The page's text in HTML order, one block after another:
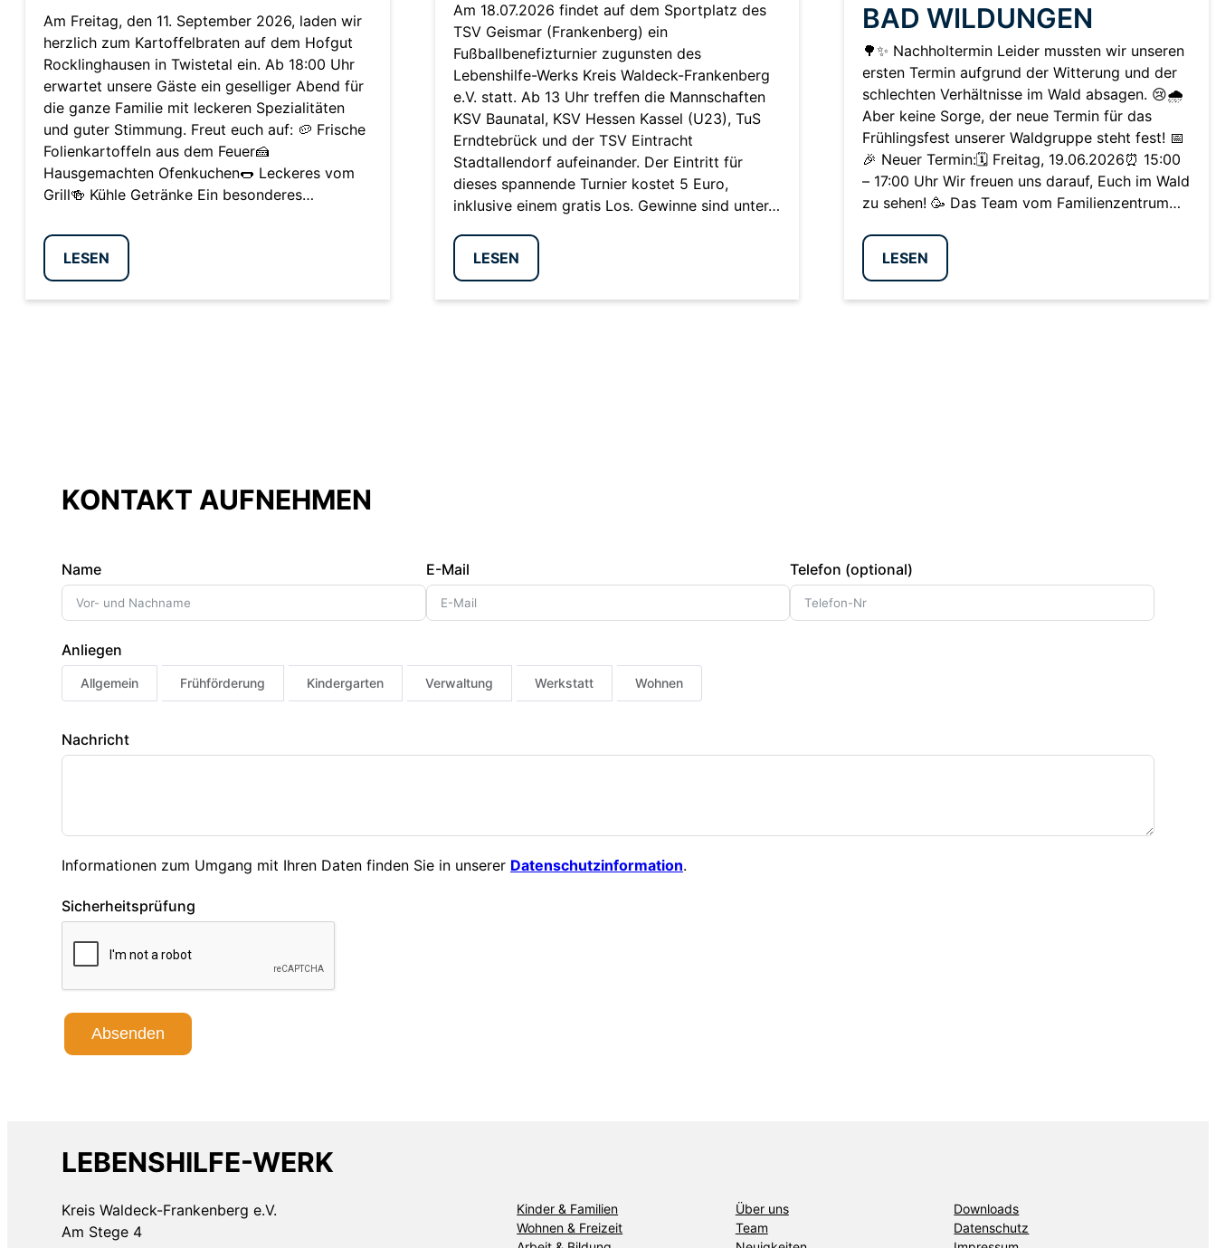
Am Freitag, den 11. September 2026, laden wir
herzlich zum Kartoffelbraten auf dem Hofgut
Rocklinghausen in Twistetal ein. Ab 18:00 Uhr
erwartet unsere Gäste ein geselliger Abend für
die ganze Familie mit leckeren Spezialitäten
und guter Stimmung. Freut euch auf: 🥔 Frische
Folienkartoffeln aus dem Feuer🍰
Hausgemachten Ofenkuchen🌭 Leckeres vom
Grill🍻 Kühle Getränke Ein besonderes…
LESEN
Am 18.07.2026 findet auf dem Sportplatz des
TSV Geismar (Frankenberg) ein
Fußballbenefizturnier zugunsten des
Lebenshilfe-Werks Kreis Waldeck-Frankenberg
e.V. statt. Ab 13 Uhr treffen die Mannschaften
KSV Baunatal, KSV Hessen Kassel (U23), TuS
Erndtebrück und der TSV Eintracht
Stadtallendorf aufeinander. Der Eintritt für
dieses spannende Turnier kostet 5 Euro,
inklusive einem gratis Los. Gewinne sind unter…
LESEN
BAD WILDUNGEN
🌳✨ Nachholtermin Leider mussten wir unseren
ersten Termin aufgrund der Witterung und der
schlechten Verhältnisse im Wald absagen. 😢🌧️
Aber keine Sorge, der neue Termin für das
Frühlingsfest unserer Waldgruppe steht fest! 📅
🎉 Neuer Termin:🗓️ Freitag, 19.06.2026⏰ 15:00
– 17:00 Uhr Wir freuen uns darauf, Euch im Wald
zu sehen! 🥳 Das Team vom Familienzentrum…
LESEN
KONTAKT AUFNEHMEN
Name E-Mail Telefon (optional)
Anliegen
Allgemein Frühförderung Kindergarten Verwaltung Werkstatt Wohnen
Nachricht
Informationen zum Umgang mit Ihren Daten finden Sie in unserer Datenschutzinformation.
Sicherheitsprüfung
Absenden
LEBENSHILFE-WERK
Kreis Waldeck-Frankenberg e.V.
Am Stege 4
Kinder & Familien
Wohnen & Freizeit
Über uns
Team
Downloads
Datenschutz